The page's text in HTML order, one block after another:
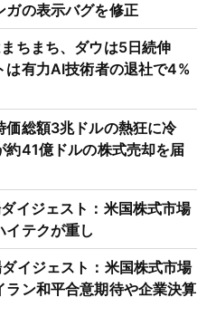
ガの表示バグを修正
ちまち、ダウは5日続伸
は有力AI技術者の退社で4%
価総額3兆ドルの熱狂に冷
41億ドルの株式売却を届
イジェスト：米国株式市場
イテクが重し
イジェスト：米国株式市場
ラン和平合意期待や企業決算